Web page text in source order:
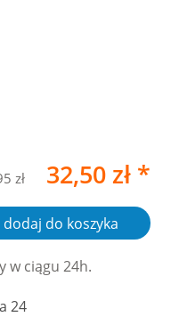
zł 32,50 zł *
dodaj do koszyka
w ciągu 24h.
24